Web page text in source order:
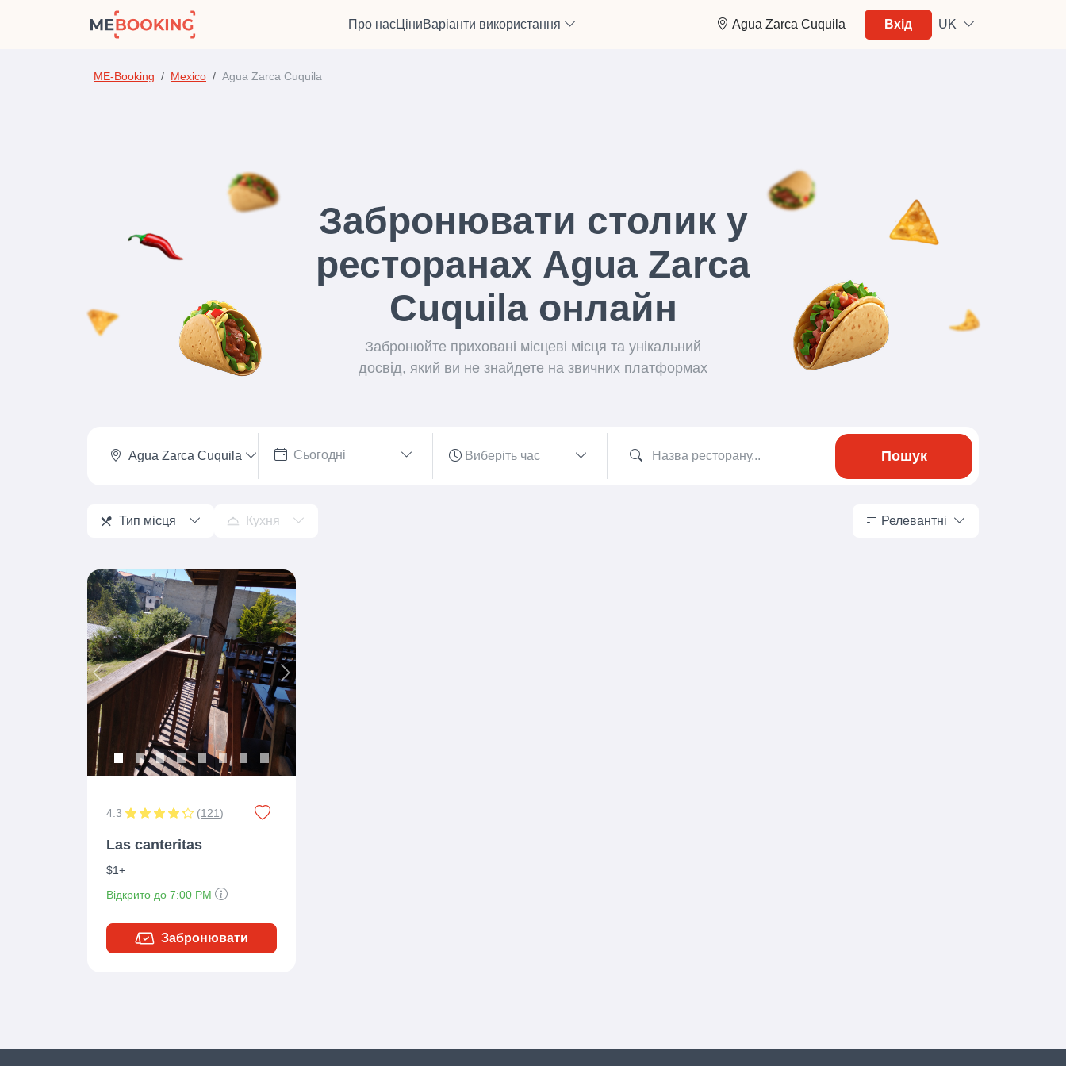
Про насЦіниВаріанти використання Agua Zarca Cuquila Вхід UK
ME-Booking Mexico Agua Zarca Cuquila
Забронювати столик у
ресторанах Agua Zarca
Cuquila онлайн
Забронюйте приховані місцеві місця та унікальний
досвід, який ви не знайдете на звичних платформах
Agua Zarca Cuquila Пошук
Тип місця Кухня
Релевантні
Previous Next
4.3 (121)
Las canteritas
$1+
Відкрито до 7:00 PM
Забронювати